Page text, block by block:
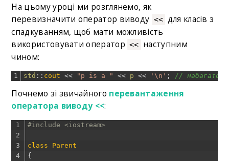
На цьому уроці ми розглянемо, як
перевизначити оператор виводу << для класів з
спадкуванням, щоб мати можливість
використовувати оператор << наступним
чином:
1 std :: cout << "p is a " << p << '\n' ; // набагато
Почнемо зі звичайного перевантаження
оператора виводу <<:
1
2
3
4
#include <iostream>
class
Parent
{